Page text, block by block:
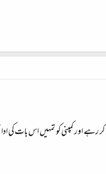
اور کمپنی کو تمہیں اس بات کی